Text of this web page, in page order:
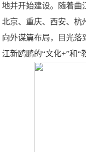
地并开始建设。随着曲
北京、重庆、西安、杭
向外谋篇布局，目光落
江新鸥鹏的“文化+”和“